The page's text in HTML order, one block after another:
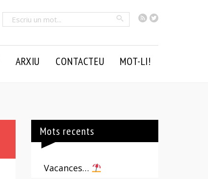
RSSTwitter
Cercar
ARXIU CONTACTEU MOT-LI!
Mots recents
Vacances…